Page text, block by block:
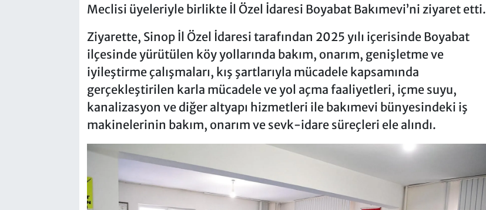
Meclisi üyeleriyle birlikte İl Özel İdaresi Boyabat Bakımevi’ni ziyaret etti.
Ziyarette, Sinop İl Özel İdaresi tarafından 2025 yılı içerisinde Boyabat
ilçesinde yürütülen köy yollarında bakım, onarım, genişletme ve
iyileştirme çalışmaları, kış şartlarıyla mücadele kapsamında
gerçekleştirilen karla mücadele ve yol açma faaliyetleri, içme suyu,
kanalizasyon ve diğer altyapı hizmetleri ile bakımevi bünyesindeki iş
makinelerinin bakım, onarım ve sevk-idare süreçleri ele alındı.